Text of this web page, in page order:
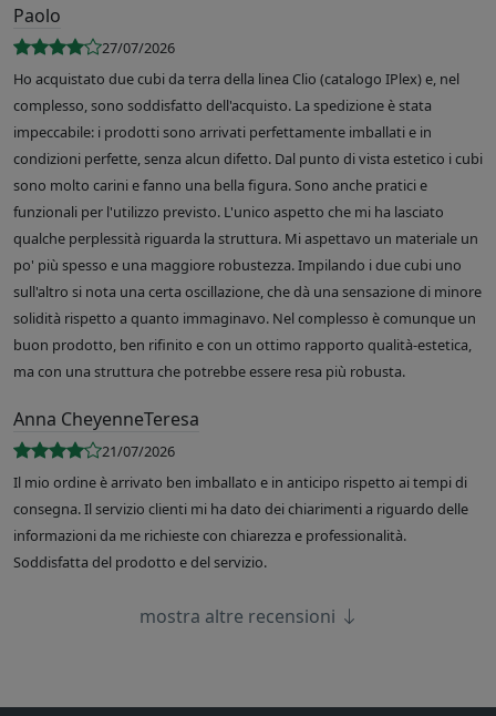
Paolo
27/07/2026
Ho acquistato due cubi da terra della linea Clio (catalogo IPlex) e, nel
complesso, sono soddisfatto dell'acquisto. La spedizione è stata
impeccabile: i prodotti sono arrivati perfettamente imballati e in
condizioni perfette, senza alcun difetto. Dal punto di vista estetico i cubi
sono molto carini e fanno una bella figura. Sono anche pratici e
funzionali per l'utilizzo previsto. L'unico aspetto che mi ha lasciato
qualche perplessità riguarda la struttura. Mi aspettavo un materiale un
po' più spesso e una maggiore robustezza. Impilando i due cubi uno
sull'altro si nota una certa oscillazione, che dà una sensazione di minore
solidità rispetto a quanto immaginavo. Nel complesso è comunque un
buon prodotto, ben rifinito e con un ottimo rapporto qualità-estetica,
ma con una struttura che potrebbe essere resa più robusta.
Anna CheyenneTeresa
21/07/2026
Il mio ordine è arrivato ben imballato e in anticipo rispetto ai tempi di
consegna. Il servizio clienti mi ha dato dei chiarimenti a riguardo delle
informazioni da me richieste con chiarezza e professionalità.
Soddisfatta del prodotto e del servizio.
mostra altre recensioni